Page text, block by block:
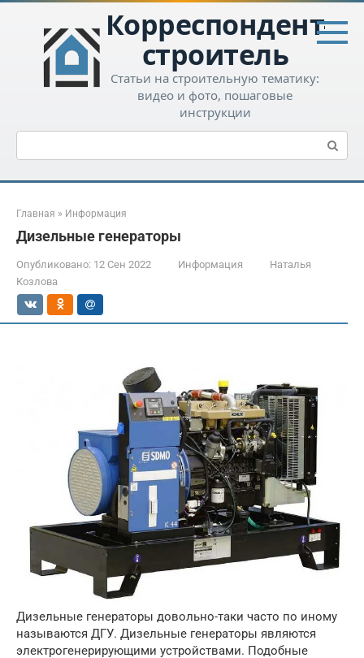
Перейти
контенту
Корреспондент-
строитель
Статьи на строительную тематику:
видео и фото, пошаговые
инструкции
Поиск:
Главная » Информация
Дизельные генераторы
Опубликовано: 12 Сен 2022 Информация
Наталья
Козлова
Дизельные генераторы довольно-таки часто по иному
называются ДГУ. Дизельные генераторы являются
электрогенерирующими устройствами. Подобные